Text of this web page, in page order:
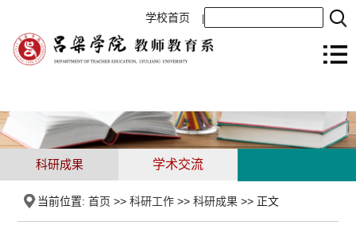
学校首页
科研成果 学术交流
当前位置:首页 >>科研工作 >>科研成果 >> 正文